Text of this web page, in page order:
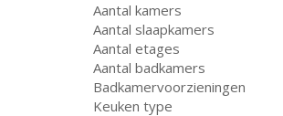
Aantal kamers
Aantal slaapkamers
Aantal etages
Aantal badkamers
Badkamervoorzieningen
Keuken type